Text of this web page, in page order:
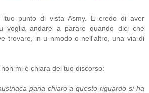
ltuo punto di vista Asmy. E credo di aver
voglia andare a parare quando dici che
trovare, in u nmodo o nell'altro, una via di
mi è chiara del tuo discorso:
parla chiaro a questo riguardo si ha